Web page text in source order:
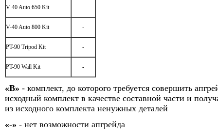
V-40 Auto 650 Kit -
V-40 Auto 800 Kit -
PT-90 Tripod Kit -
PT-90 Wall Kit -
«В» - комплект, до которого требуется совершить
исходный комплект в качестве составной части и
из исходного комплекта ненужных деталей
«-» - нет возможности апгрейда